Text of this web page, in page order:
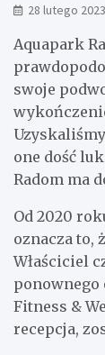
28 lutego 2023
Aquapark
swoje
one dość
Radom ma
Od 2020
oznacza to,
Właściciel
ponownego
Fitness &
recepcja,